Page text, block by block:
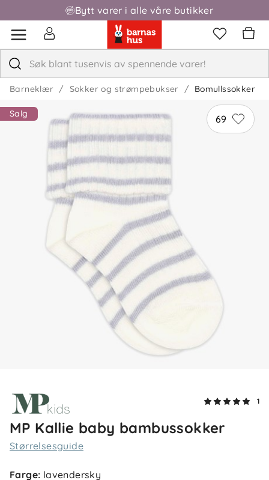
Bytt varer i alle våre butikker
Barneklær Sokker og strømpebukser Bomullssokker
69
Salg
1
MP Kallie baby bambussokker
Størrelsesguide
Farge: lavendersky